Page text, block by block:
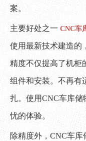
案。
主要好处之一 CNC车
使用最新技术建造的
精度不仅提高了机柜
组件和安装。不再有
扎。使用CNC车库
忧的体验。
除精度外，CNC车